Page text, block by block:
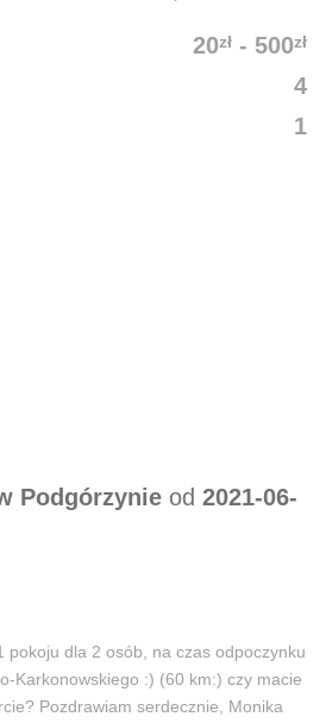
20zł - 500zł
4
1
Podgórzynie od 2021-06-
pokoju dla 2 osób, na czas odpoczynku
Karkonowskiego :) (60 km:) czy macie
Pozdrawiam serdecznie, Monika